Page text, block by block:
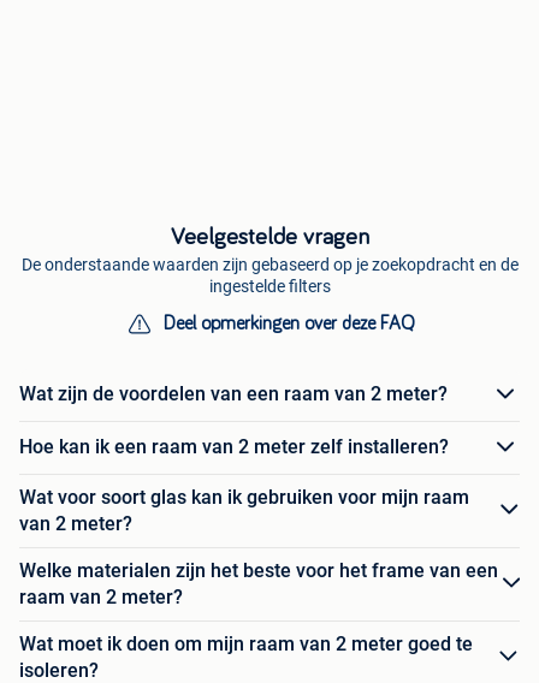
Veelgestelde vragen
De onderstaande waarden zijn gebaseerd op je zoekopdracht en de
ingestelde filters
Deel opmerkingen over deze FAQ
Wat zijn de voordelen van een raam van 2 meter?
Hoe kan ik een raam van 2 meter zelf installeren?
Wat voor soort glas kan ik gebruiken voor mijn raam
van 2 meter?
Welke materialen zijn het beste voor het frame van een
raam van 2 meter?
Wat moet ik doen om mijn raam van 2 meter goed te
isoleren?